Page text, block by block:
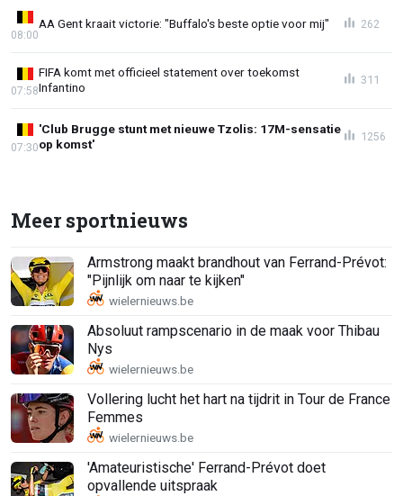
AA Gent kraait victorie: "Buffalo's beste optie voor mij"
08:00
262
FIFA komt met officieel statement over toekomst
Infantino
07:58
311
'Club Brugge stunt met nieuwe Tzolis: 17M-sensatie
op komst'
07:30
1256
Meer sportnieuws
Armstrong maakt brandhout van Ferrand-Prévot:
"Pijnlijk om naar te kijken"
Absoluut rampscenario in de maak voor Thibau
Nys
Vollering lucht het hart na tijdrit in Tour de France
Femmes
'Amateuristische' Ferrand-Prévot doet
opvallende uitspraak